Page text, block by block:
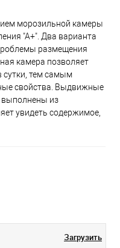
морозильной камеры
"А+". Два варианта
размещения
камера позволяет
сутки, тем самым
свойства. Выдвижные
выполнены из
увидеть содержимое,
Загрузить